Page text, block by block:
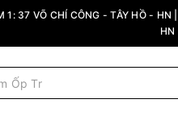
1: 37 VÕ CHÍ CÔNG - TÂY HỒ -
HN